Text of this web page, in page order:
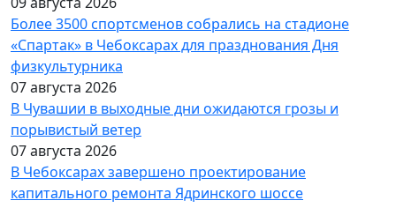
Более 3500 спортсменов собрались на стадионе
«Спартак» в Чебоксарах для празднования Дня
физкультурника
07 августа 2026
В Чувашии в выходные дни ожидаются грозы и
порывистый ветер
07 августа 2026
В Чебоксарах завершено проектирование
капитального ремонта Ядринского шоссе